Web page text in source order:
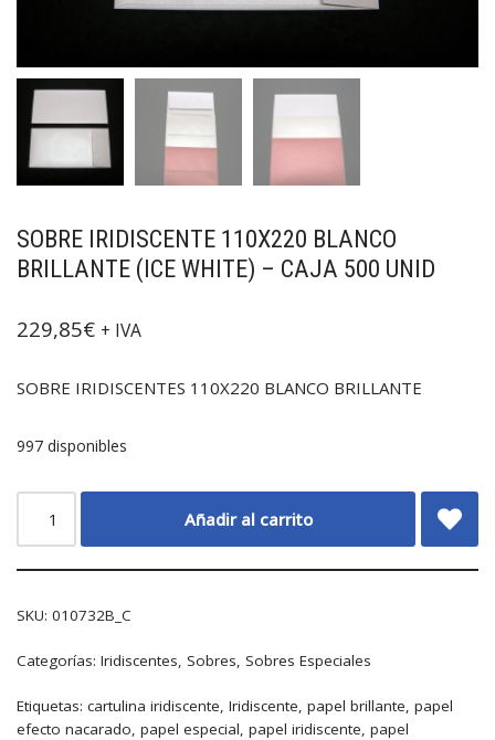
SOBRE IRIDISCENTE 110X220 BLANCO
BRILLANTE (ICE WHITE) – CAJA 500 UNID
229,85€ + IVA
SOBRE IRIDISCENTES 110X220 BLANCO BRILLANTE
997 disponibles
Añadir al carrito
SKU: 010732B_C
Categorías: Iridiscentes Sobres Sobres Especiales
Etiquetas: cartulina iridiscente Iridiscente papel brillante papel
efecto nacarado papel especial papel iridiscente papel